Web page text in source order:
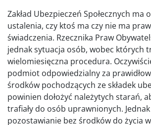
Zakład Ubezpieczeń Społecznych ma
ustalenia, czy ktoś ma czy nie ma
świadczenia. Rzecznika Praw
jednak sytuacja osób, wobec których
wielomiesięczna procedura.
podmiot odpowiedzialny za
środków pochodzących ze składek
powinien dołożyć należytych starań,
trafiały do osób uprawnionych.
pozostawianie bez środków do życia